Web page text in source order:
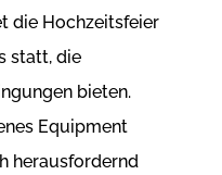
die Hochzeitsfeier
statt, die
bieten.
Equipment
herausfordernd